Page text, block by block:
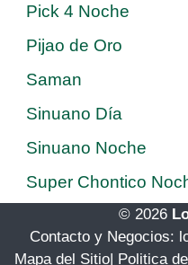
Pick 4 Noche
Pijao de Oro
Saman
Sinuano Día
Sinuano Noche
Super Chontico
© 2026
Contacto y Negocios:
Mapa del Sitio| Politica